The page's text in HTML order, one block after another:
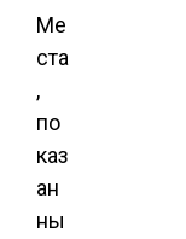
Ме
ста
,
по
каз
ан
ны